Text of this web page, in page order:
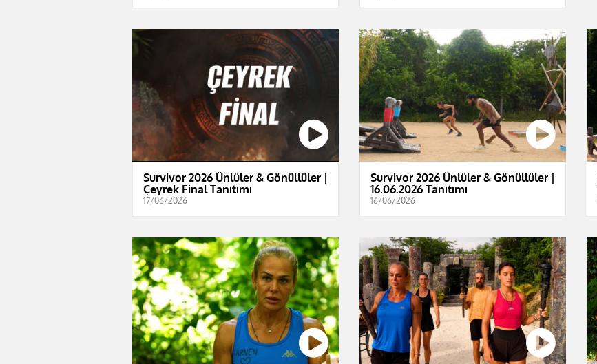
Survivor 2026 Ünlüler & Gönüllüler |
Çeyrek Final Tanıtımı
17/06/2026
Survivor 2026 Ünlüler & Gönüllüler |
16.06.2026 Tanıtımı
16/06/2026